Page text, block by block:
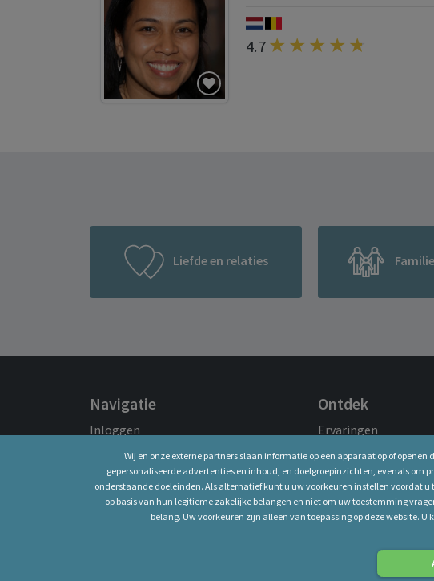
4.7
Liefde en relaties
Navigatie
Inloggen
Over ons
Prijzen & diensten
Hoe werkt het?
Ontdek
Ervaringen
Sterrenbeelden
Mijn horoscopen
Alle rechten voorbehouden.
Wij en onze externe partners slaan informatie op een apparaat op of openen
gepersonaliseerde advertenties en inhoud, en doelgroepinzichten, evenals om
onderstaande doeleinden. Als alternatief kunt u uw voorkeuren instellen voordat
op basis van hun legitieme zakelijke belangen en niet om uw toestemming
belang. Uw voorkeuren zijn alleen van toepassing op deze website.